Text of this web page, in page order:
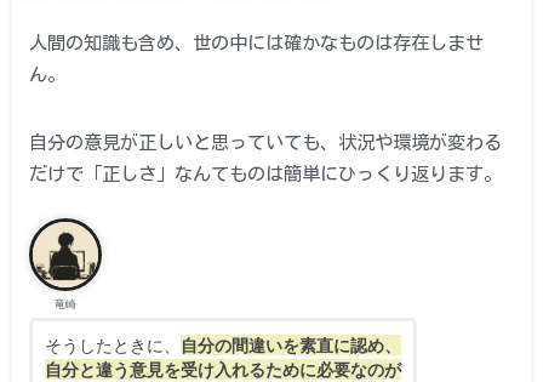
人間の知識も含め、世の中には確かなものは存在しませ
ん。
自分の意見が正しいと思っていても、状況や環境が変わる
だけで「正しさ」なんてものは簡単にひっくり返ります。
竜崎
そうしたときに、
自分の間違いを素直に認め、
自分と違う意見を受け入れるために必要なのが